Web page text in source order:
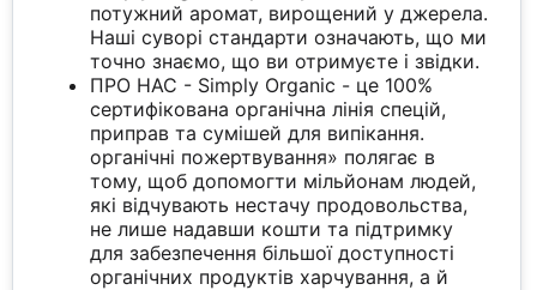
потужний аромат, вирощений у джерела.
Наші суворі стандарти означають, що ми
точно знаємо, що ви отримуєте і звідки.
ПРО НАС - Simply Organic - це 100%
сертифікована органічна лінія спецій,
приправ та сумішей для випікання.
органічні пожертвування» полягає в
тому, щоб допомогти мільйонам людей,
які відчувають нестачу продовольства,
не лише надавши кошти та підтримку
для забезпечення більшої доступності
органічних продуктів харчування, а й